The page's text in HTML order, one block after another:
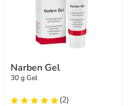
Narben Gel
30 g Gel
(2)